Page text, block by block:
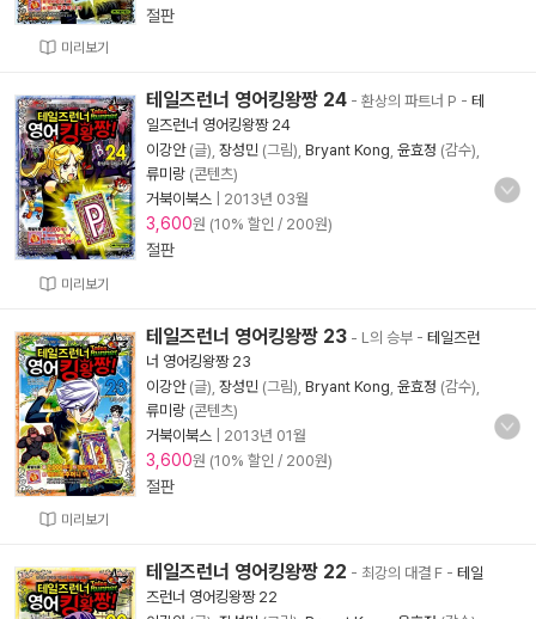
미리보기
절판
미리보기
테일즈런너 영어킹왕짱 24 - 환상의 파트너 P - 테
일즈런너 영어킹왕짱 24
이강안(글), 장성민 (그림), Bryant Kong 윤효정 (감수),
류미랑 (콘텐츠)
거북이북스
2013년 03월
3,600원 (10% 할인 / 200원)
절판
미리보기
테일즈런너 영어킹왕짱 23 - L의 승부 - 테일즈런
너 영어킹왕짱 23
이강안(글), 장성민 (그림), Bryant Kong 윤효정 (감수),
류미랑 (콘텐츠)
거북이북스
2013년 01월
3,600원 (10% 할인 / 200원)
절판
테일즈런너 영어킹왕짱 22 - 최강의 대결 F - 테일
즈런너 영어킹왕짱 22